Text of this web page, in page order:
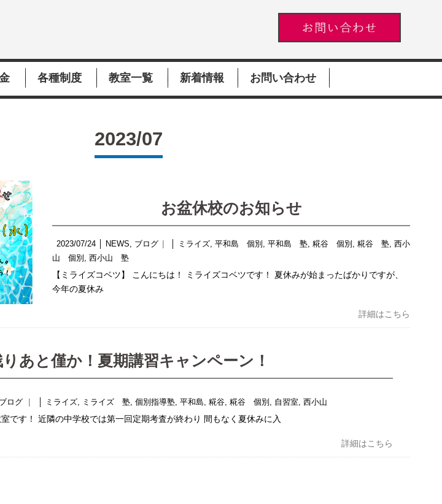
各種制度 教室一覧 新着情報 お問い合わせ
2023/07
お盆休校のお知らせ
2023/07/24 NEWS, ブログ ミライズ, 平和島 個別 , 平和島 塾, 糀谷 個別 , 糀谷 塾, 西小
山 個別 ,西小山 塾
【ミライズコベツ】 こんにちは！ ミライズコベツです！ 夏休みが始まったばかりですが、
今年の夏休み
詳細はこちら
あと僅か！夏期講習キャンペーン！
ブログ ミライズ ミライズ 塾 ,個別指導塾 ,平和島 ,糀谷 ,糀谷 個別 自習室 ,西小山
です！ 近隣の中学校では第一回定期考査が終わり 間もなく夏休みに入
詳細はこちら